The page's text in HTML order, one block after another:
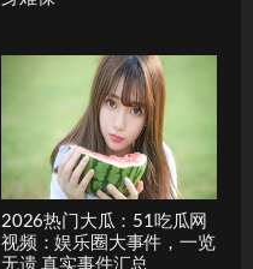
2026热门大瓜：51吃瓜网
视频：娱乐圈大事件，一览
无遗 真实事件汇总